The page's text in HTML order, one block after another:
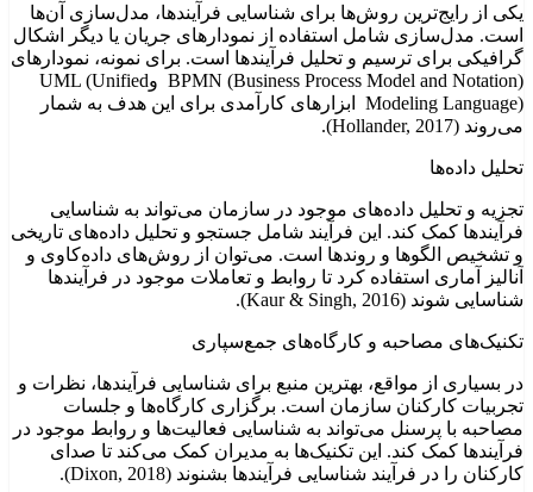
یکی از رایج‌ترین روش‌ها برای شناسایی فرآیندها، مدل‌سازی آن‌ها
است. مدل‌سازی شامل استفاده از نمودارهای جریان یا دیگر اشکال
گرافیکی برای ترسیم و تحلیل فرآیندها است. برای نمونه، نمودارهای
BPMN (Business Process Model and Notation) وUML (Unified
Modeling Language) ابزارهای کارآمدی برای این هدف به شمار
می‌روند (Hollander, 2017).
تحلیل داده‌ها
تجزیه و تحلیل داده‌های موجود در سازمان می‌تواند به شناسایی
فرآیندها کمک کند. این فرآیند شامل جستجو و تحلیل داده‌های تاریخی
و تشخیص الگوها و روندها است. می‌توان از روش‌های داده‌کاوی و
آنالیز آماری استفاده کرد تا روابط و تعاملات موجود در فرآیندها
شناسایی شوند (Kaur & Singh, 2016).
تکنیک‌های مصاحبه و کارگاه‌های جمع‌سپاری
در بسیاری از مواقع، بهترین منبع برای شناسایی فرآیندها، نظرات و
تجربیات کارکنان سازمان است. برگزاری کارگاه‌ها و جلسات
مصاحبه با پرسنل می‌تواند به شناسایی فعالیت‌ها و روابط موجود در
فرآیندها کمک کند. این تکنیک‌ها به مدیران کمک می‌کند تا صدای
کارکنان را در فرآیند شناسایی فرآیندها بشنوند (Dixon, 2018).